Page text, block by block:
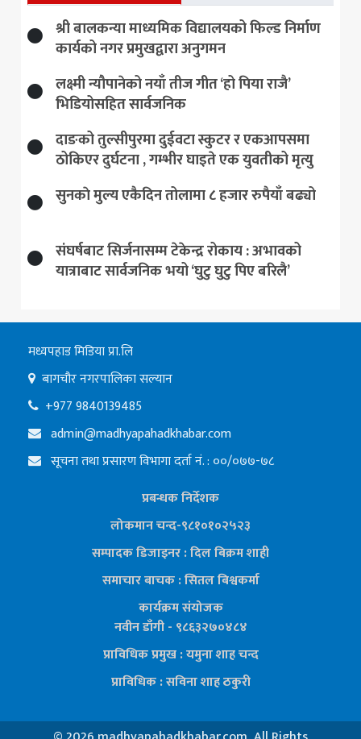
श्री बालकन्या माध्यमिक विद्यालयको फिल्ड निर्माण
कार्यको नगर प्रमुखद्वारा अनुगमन
लक्ष्मी न्यौपानेको नयाँ तीज गीत ‘हो पिया राजै’
भिडियोसहित सार्वजनिक
दाङको तुल्सीपुरमा दुईवटा स्कुटर र एकआपसमा
ठोकिएर दुर्घटना , गम्भीर घाइते एक युवतीको मृत्यु
सुनकाे मुल्य एकैदिन तोलामा ८ हजार रुपैयाँ बढ्यो
संघर्षबाट सिर्जनासम्म टेकेन्द्र रोकाय : अभावको
यात्राबाट सार्वजनिक भयो ‘घुटु घुटु पिए बरिलै’
मध्यपहाड मिडिया प्रा.लि
बागचौर नगरपालिका सल्यान
+977 9840139485
admin@madhyapahadkhabar.com
सूचना तथा प्रसारण विभागा दर्ता नं. : ००/०७७-७८
प्रबन्धक निर्देशक
लोकमान चन्द-९८१०१०२५२३
सम्पादक डिजाइनर : दिल बिक्रम शाही
समाचार बाचक : सितलबिश्वकर्मा
कार्यक्रम संयोजक
नवीन डाँगी - ९८६३२७०४८४
प्राविधिक प्रमुख : यमुना शाह चन्द
प्राविधिक : सविना शाह ठकुरी